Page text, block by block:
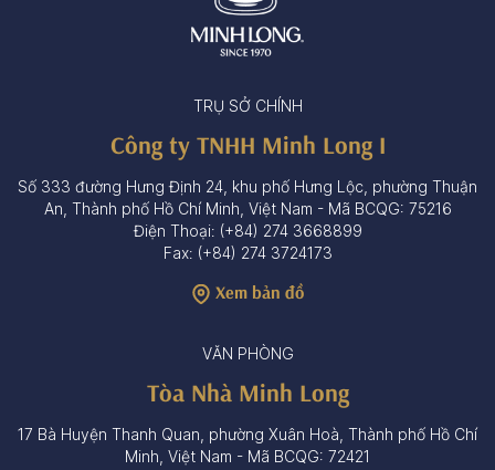
TRỤ SỞ CHÍNH
Công ty TNHH Minh Long I
Số 333 đường Hưng Định 24, khu phố Hưng Lộc, phường Thuận
An, Thành phố Hồ Chí Minh, Việt Nam - Mã BCQG: 75216
Điện Thoại: (+84) 274 3668899
Fax: (+84) 274 3724173
Xem bản đồ
VĂN PHÒNG
Tòa Nhà Minh Long
17 Bà Huyện Thanh Quan, phường Xuân Hoà, Thành phố Hồ Chí
Minh, Việt Nam - Mã BCQG: 72421